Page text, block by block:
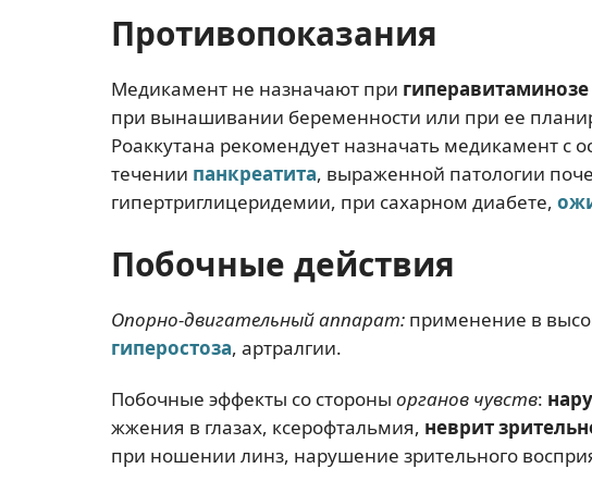
Противопоказания
Медикамент не назначают при
при вынашивании беременности или при ее
Роаккутана рекомендует назначать медикамент с
течении панкреатита, выраженной патологии
гипертриглицеридемии, при сахарном диабете,
Побочные действия
Опорно-двигательный аппарат: применение в
гиперостоза, артралгии.
Побочные эффекты со стороны органов чувств:
жжения в глазах, ксерофтальмия, неврит
при ношении линз, нарушение зрительного